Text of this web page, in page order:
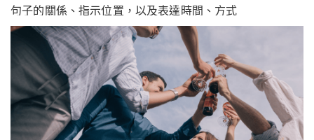
句子的關係、指示位置，以及表達時間、方式